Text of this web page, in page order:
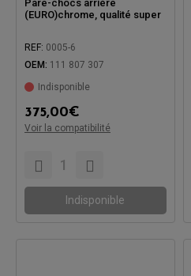
Pare-chocs arrière
(EURO)chrome, qualité super
REF: 0005-6
OEM: 111 807 307
Indisponible
375,00€
Voir la compatibilité
Indisponible